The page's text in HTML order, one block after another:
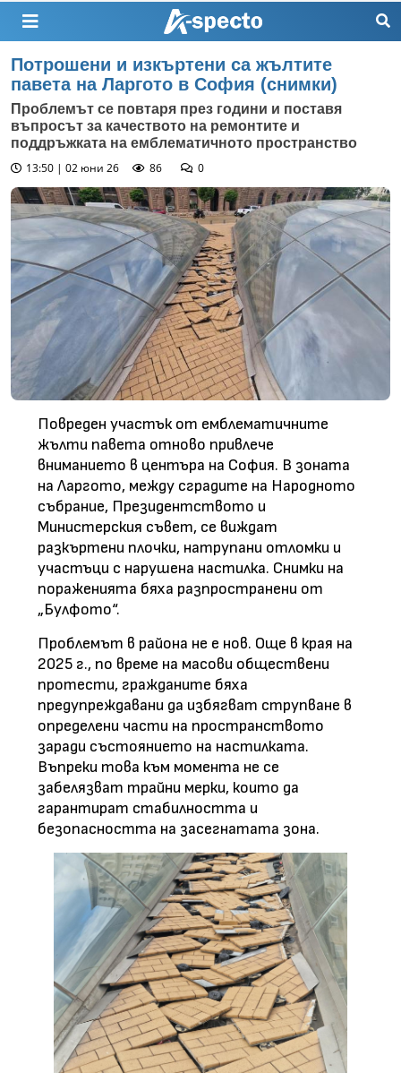
Потрошени и изкъртени са жълтите
павета на Ларгото в София (снимки)
Проблемът се повтаря през години и поставя
въпросът за качеството на ремонтите и
поддръжката на емблематичното пространство
13:50 | 02 юни 26
86 0
Повреден участък от емблематичните
жълти павета отново привлече
вниманието в центъра на София. В зоната
на Ларгото, между сградите на Народното
събрание, Президентството и
Министерския съвет, се виждат
разкъртени плочки, натрупани отломки и
участъци с нарушена настилка. Снимки на
пораженията бяха разпространени от
„Булфото“.
Проблемът в района не е нов. Още в края на
2025 г., по време на масови обществени
протести, гражданите бяха
предупреждавани да избягват струпване в
определени части на пространството
заради състоянието на настилката.
Въпреки това към момента не се
забелязват трайни мерки, които да
гарантират стабилността и
безопасността на засегнатата зона.